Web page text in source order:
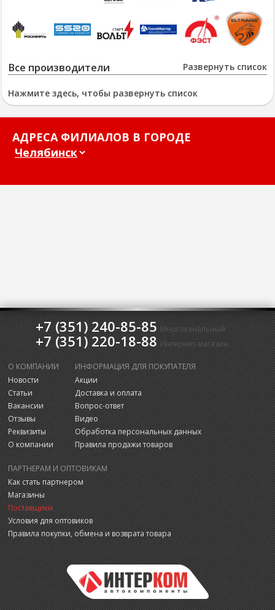
Развернуть список
Все производители
Нажмите здесь, чтобы развернуть список
АДРЕСА ФИЛИАЛОВ В ГОРОДЕ
+7 (351) 240-85-85 Многоканальный
+7 (351) 220-18-88 Интернет-магазин
О КОМПАНИИ
Новости
Статьи
Вакансии
Отзывы
Реквизиты
О компании
ИНФОРМАЦИЯ ДЛЯ ПОКУПАТЕЛЯ
Акции
Доставка и оплата
Вопрос-ответ
Видео
Обработка персональных данных
Правила продажи товаров
ПАРТНЕРАМ И ОПТОВИКАМ
Как стать партнером
Магазины
Поставщики
Условия для оптовиков
Правила покупки, обмена и возврата товара